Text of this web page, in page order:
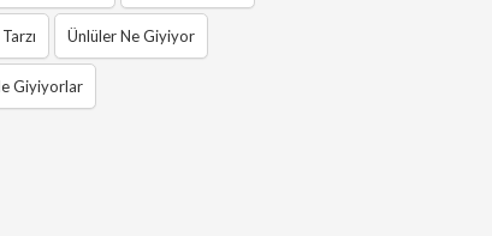
Ünlüler Ne Giyiyor
Giyiyorlar